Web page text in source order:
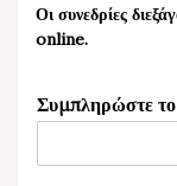
Οι συνεδρίες
online.
Συμπληρώστε